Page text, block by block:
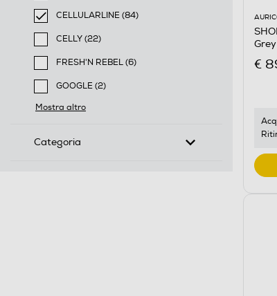
Filtra per Marca: AMAZFIT
CELLULARLINE (84)
selected Filtro applicato per Marca:
CELLY (22)
Filtra per Marca: CELLY
FRESH'N REBEL (6)
Filtra per Marca: FRESH'N REBEL
GOOGLE (2)
Filtra per Marca: GOOGLE
Mostra altro
Categoria
Grey
€